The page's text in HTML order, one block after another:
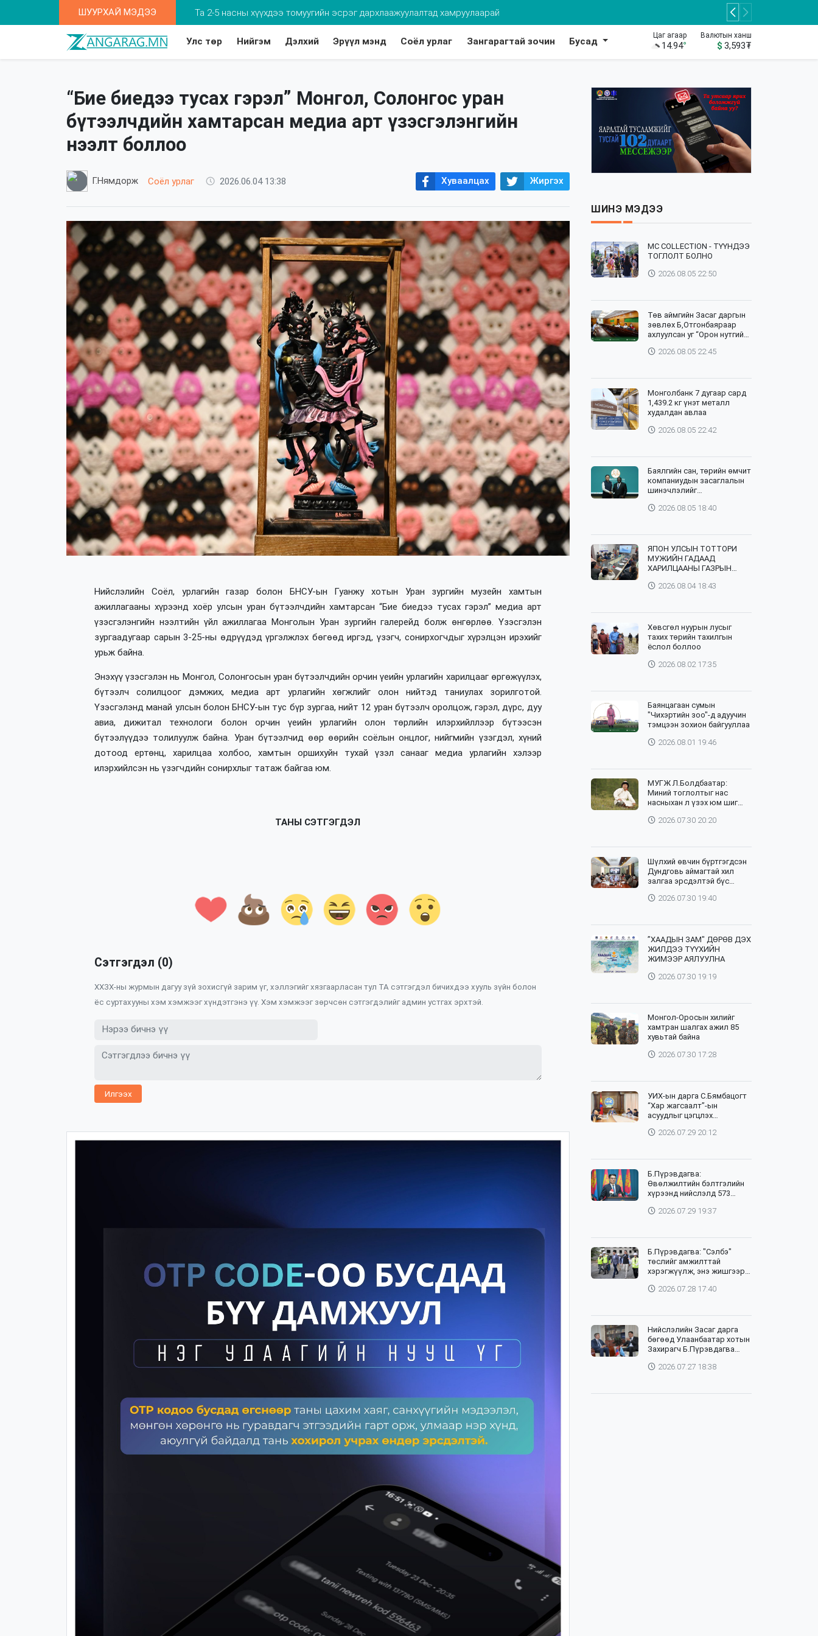
ШУУРХАЙ МЭДЭЭ Та 2-5 насны хүүхдээ томуугийн эсрэг дархлаажуулалтад хамруулаарай
Улс төр Нийгэм Дэлхий Эрүүл мэнд Соёл урлаг Зангарагтай зочин Бусад
Цаг агаар
14.94°
Валютын ханш
$ 3,593₮
“Бие биедээ тусах гэрэл” Монгол, Солонгос уран
бүтээлчдийн хамтарсан медиа арт үзэсгэлэнгийн
нээлт боллоо
Г.Нямдорж Соёл урлаг 2026.06.04 13:38 Хуваалцах Жиргэх
Нийслэлийн Соёл, урлагийн газар болон БНСУ-ын Гуанжу хотын Уран зургийн музейн хамтын
ажиллагааны хүрээнд хоёр улсын уран бүтээлчдийн хамтарсан “Бие биедээ тусах гэрэл” медиа арт
үзэсгэлэнгийн нээлтийн үйл ажиллагаа Монголын Уран зургийн галерейд болж өнгөрлөө. Үзэсгэлэн
зургаадугаар сарын 3-25-ны өдрүүдэд үргэлжлэх бөгөөд иргэд, үзэгч, сонирхогчдыг хүрэлцэн ирэхийг
урьж байна.
Энэхүү үзэсгэлэн нь Монгол, Солонгосын уран бүтээлчдийн орчин үеийн урлагийн харилцааг өргөжүүлэх,
бүтээлч солилцоог дэмжих, медиа арт урлагийн хөгжлийг олон нийтэд таниулах зорилготой.
Үзэсгэлэнд манай улсын болон БНСУ-ын тус бүр зургаа, нийт 12 уран бүтээлч оролцож, гэрэл, дүрс, дуу
авиа, дижитал технологи болон орчин үеийн урлагийн олон төрлийн илэрхийллээр бүтээсэн
бүтээлүүдээ толилуулж байна. Уран бүтээлчид өөр өөрийн соёлын онцлог, нийгмийн үзэгдэл, хүний
дотоод ертөнц, харилцаа холбоо, хамтын оршихуйн тухай үзэл санааг медиа урлагийн хэлээр
илэрхийлсэн нь үзэгчдийн сонирхлыг татаж байгаа юм.
ТАНЫ СЭТГЭГДЭЛ
Сэтгэгдэл (0)
ХХЗХ-ны журмын дагуу зүй зохисгүй зарим үг, хэллэгийг хязгаарласан тул ТА сэтгэгдэл бичихдээ хууль зүйн болон
ёс суртахууны хэм хэмжээг хүндэтгэнэ үү. Хэм хэмжээг зөрчсөн сэтгэгдэлийг админ устгах эрхтэй.
Илгээх
ШИНЭ МЭДЭЭ
⁣MC COLLECTION - ТҮҮНДЭЭ
ТОГЛОЛТ БОЛНО
2026.08.05 22:50
Төв аймгийн Засаг даргын
зөвлөх Б,Отгонбаяраар
ахлуулсан уг “Орон нутгийн
танхим хослуулан зохион
2026.08.05 22:45
Монголбанк 7 дугаар сард
1,439.2 кг үнэт металл
худалдан авлаа
2026.08.05 22:42
Баялгийн сан, төрийн өмчит
компаниудын засаглалын
шинэчлэлийг
банктай хамтарна
2026.08.05 18:40
ЯПОН УЛСЫН ТОТТОРИ
МУЖИЙН ГАДААД
ХАРИЛЦААНЫ ГАЗРЫН
АЖ АХУЙН СУРГУУЛИЙН
2026.08.04 18:43
Хөвсгөл нуурын лусыг
тахих төрийн тахилгын
ёслол боллоо
2026.08.02 17:35
Баянцагаан сумын
"Чихэртийн зоо"-д адуучин
тэмцээн зохион байгууллаа
2026.08.01 19:46
МУГЖ Л.Болдбаатар:
Миний тоглолтыг нас
насныхан л үзэх юм шиг
2026.07.30 20:20
Шүлхий өвчин бүртгэгдсэн
Дундговь аймагтай хил
залгаа эрсдэлтэй бүс
вакцинжуулалтыг зохион
2026.07.30 19:40
”ХААДЫН ЗАМ" ДӨРӨВ ДЭХ
ЖИЛДЭЭ ТҮҮХИЙН
ЖИМЭЭР АЯЛУУЛНА
2026.07.30 19:19
Монгол-Оросын хилийг
хамтран шалгах ажил 85
хувьтай байна
2026.07.30 17:28
УИХ-ын дарга С.Бямбацогт
“Хар жагсаалт”-ын
асуудлыг цэгцлэх
удирдлагад 30 хоногийн
2026.07.29 20:12
Б.Пүрэвдагва:
Өвөлжилтийн бэлтгэлийн
хүрээнд нийслэлд 573
хэрэгжүүлж байна
2026.07.29 19:37
Б.Пүрэвдагва: "Сэлбэ"
төслийг амжилттай
хэрэгжүүлж, энэ жишгээр
сууцжуулна
2026.07.28 17:40
Нийслэлийн Засаг дарга
бөгөөд Улаанбаатар хотын
Захирагч Б.Пүрэвдагва
зохицуулагч Яап ван
2026.07.27 18:38